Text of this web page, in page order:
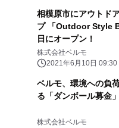
相模原市にアウトド
プ 「Outdoor Style
日にオープン！
株式会社ベルモ
2021年6月10日 09:30
ベルモ、環境への負
る「ダンボール募金
株式会社ベルモ